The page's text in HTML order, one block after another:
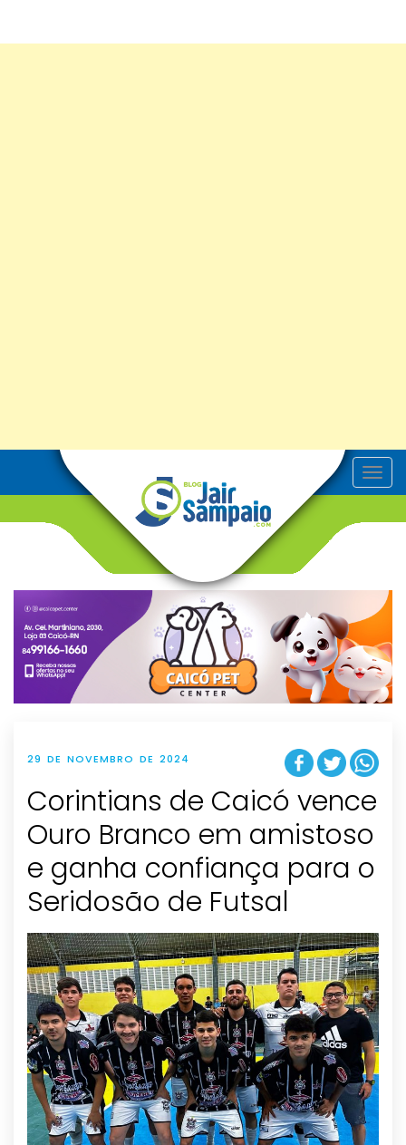
T
o
v
g
t
i
o
n
29 DE NOVEMBRO DE 2024
Corintians de Caicó vence
Ouro Branco em amistoso
e ganha confiança para o
Seridosão de Futsal